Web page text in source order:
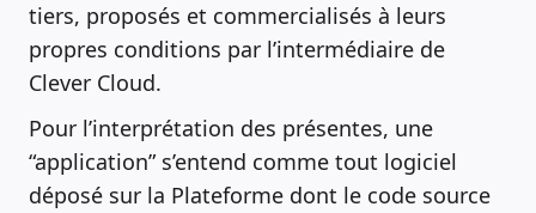
tiers, proposés et commercialisés à leurs
propres conditions par l’intermédiaire de
Clever Cloud.
Pour l’interprétation des présentes, une
“application” s’entend comme tout logiciel
déposé sur la Plateforme dont le code source